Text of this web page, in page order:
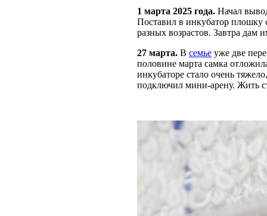
1 марта 2025 года. Начал
Поставил в инкубатор плошку
разных возрастов. Завтра дам
27 марта. В семье уже две
половине марта самка
инкубаторе стало очень
подключил мини-арену. Жить